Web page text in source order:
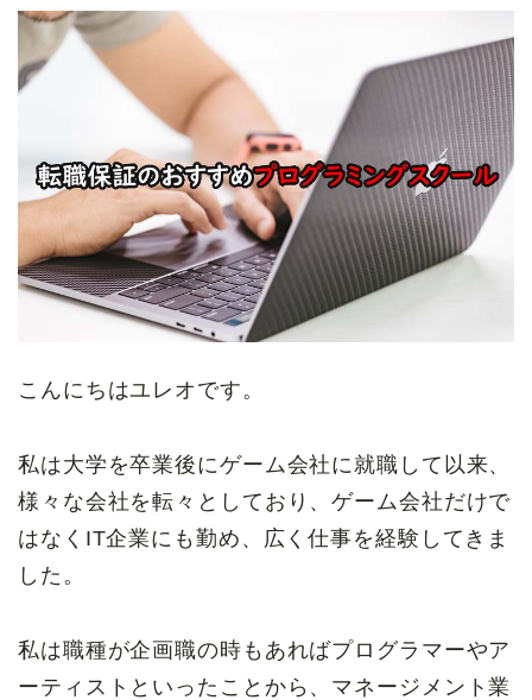
こんにちはユレオです。
私は大学を卒業後にゲーム会社に就職して以来、
様々な会社を転々としており、ゲーム会社だけで
はなくIT企業にも勤め、広く仕事を経験してきま
した。
私は職種が企画職の時もあればプログラマーやア
ーティストといったことから、マネージメント業